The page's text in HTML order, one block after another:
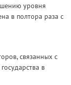
уровня
в полтора раза с
связанных с
в